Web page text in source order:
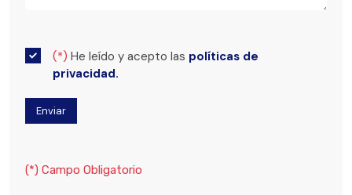
(*) He leído y acepto las políticas de
privacidad.
(*) Campo Obligatorio